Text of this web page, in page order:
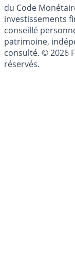
du Code
investissements
conseillé
patrimoine,
consulté. © 2026
réservés.